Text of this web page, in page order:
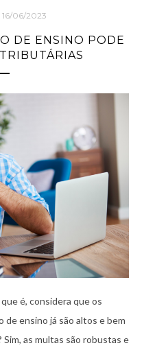
16/06/2023
DE ENSINO PODE
é, considera que os
ensino já são altos e bem
as multas são robustas e